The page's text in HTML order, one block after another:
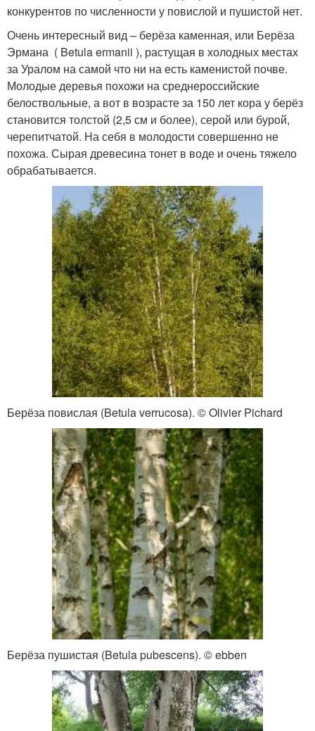
конкурентов по численности у повислой и пушистой нет.
Очень интересный вид – берёза каменная, или Берёза
Эрмана ( Betula ermanii ), растущая в холодных местах
за Уралом на самой что ни на есть каменистой почве.
Молодые деревья похожи на среднероссийские
белоствольные, а вот в возрасте за 150 лет кора у берёз
становится толстой (2,5 см и более), серой или бурой,
черепитчатой. На себя в молодости совершенно не
похожа. Сырая древесина тонет в воде и очень тяжело
обрабатывается.
Берёза повислая (Betula verrucosa). © Olivier Pichard
Берёза пушистая (Betula pubescens). © ebben